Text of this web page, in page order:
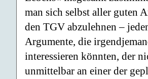
man sich selbst aller guten
den TGV abzulehnen –
Argumente, die
interessieren könnten, der
unmittelbar an einer der